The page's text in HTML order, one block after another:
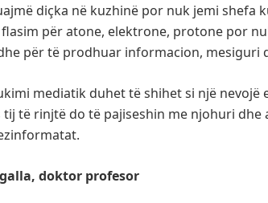
diçka në kuzhinë por nuk jemi shefa
për atone, elektrone, protone por
për të prodhuar informacion, mesiguri
mediatik duhet të shihet si një nevojë
tij të rinjtë do të pajiseshin me njohuri
doktor profesor